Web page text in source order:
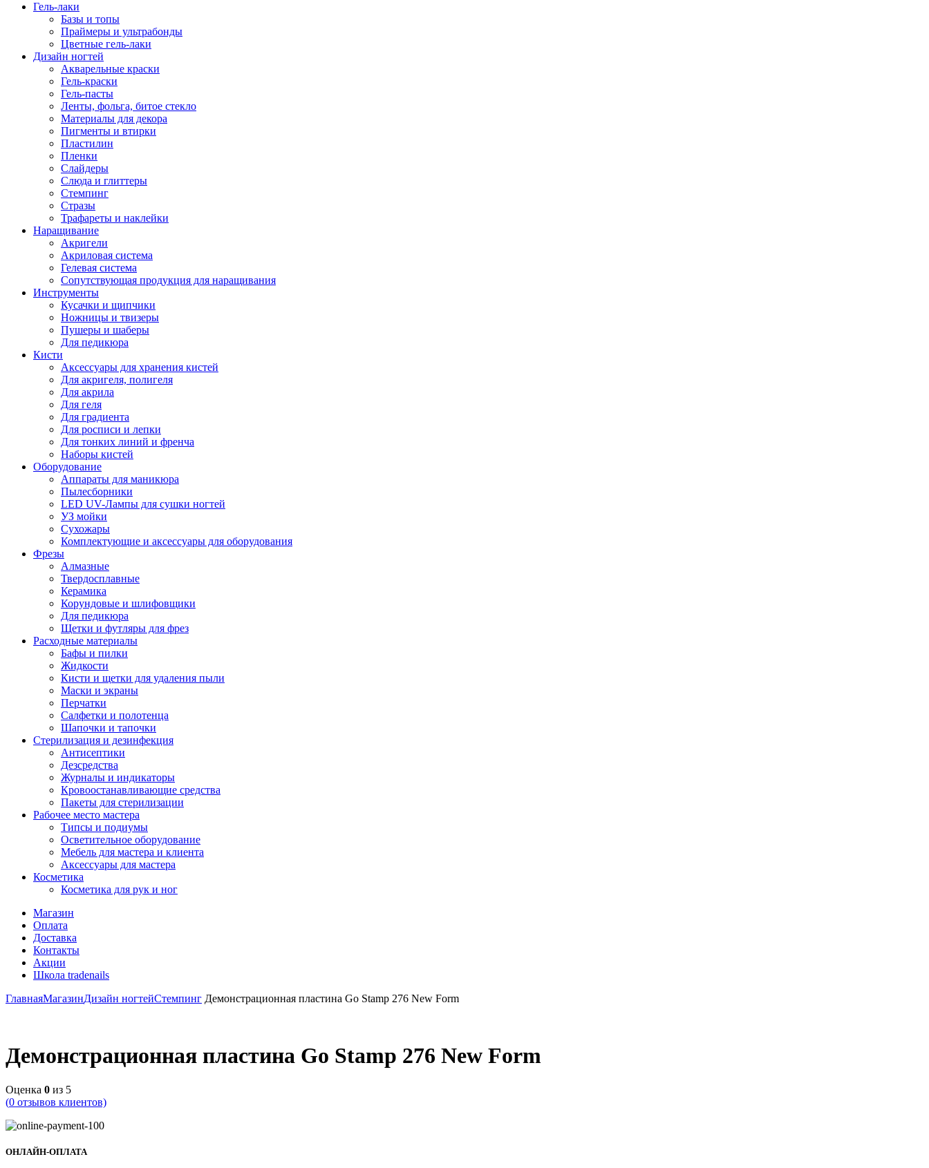
Гель-лаки
Базы и топы
Праймеры и ультрабонды
Цветные гель-лаки
Дизайн ногтей
Акварельные краски
Гель-краски
Гель-пасты
Ленты, фольга, битое стекло
Материалы для декора
Пигменты и втирки
Пластилин
Пленки
Слайдеры
Слюда и глиттеры
Стемпинг
Стразы
Трафареты и наклейки
Наращивание
Акригели
Акриловая система
Гелевая система
Сопутствующая продукция для наращивания
Инструменты
Кусачки и щипчики
Ножницы и твизеры
Пушеры и шаберы
Для педикюра
Кисти
Аксессуары для хранения кистей
Для акригеля, полигеля
Для акрила
Для геля
Для градиента
Для росписи и лепки
Для тонких линий и френча
Наборы кистей
Оборудование
Аппараты для маникюра
Пылесборники
LED UV-Лампы для сушки ногтей
УЗ мойки
Сухожары
Комплектующие и аксессуары для оборудования
Фрезы
Алмазные
Твердосплавные
Керамика
Корундовые и шлифовщики
Для педикюра
Щетки и футляры для фрез
Расходные материалы
Бафы и пилки
Жидкости
Кисти и щетки для удаления пыли
Маски и экраны
Перчатки
Салфетки и полотенца
Шапочки и тапочки
Стерилизация и дезинфекция
Антисептики
Дезсредства
Журналы и индикаторы
Кровоостанавливающие средства
Пакеты для стерилизации
Рабочее место мастера
Типсы и подиумы
Осветительное оборудование
Мебель для мастера и клиента
Аксессуары для мастера
Косметика
Косметика для рук и ног
Магазин
Оплата
Доставка
Контакты
Акции
Школа tradenails
ГлавнаяМагазинДизайн ногтейСтемпинг Демонстрационная пластина Go Stamp 276 New Form
Демонстрационная пластина Go Stamp 276 New Form
Оценка 0 из 5
(0 отзывов клиентов)
ОНЛАЙН-ОПЛАТА